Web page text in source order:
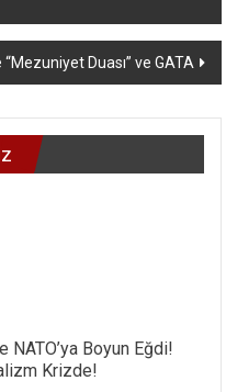
Duası” ve GATA
NATO’ya Boyun Eğdi!
Krizde!